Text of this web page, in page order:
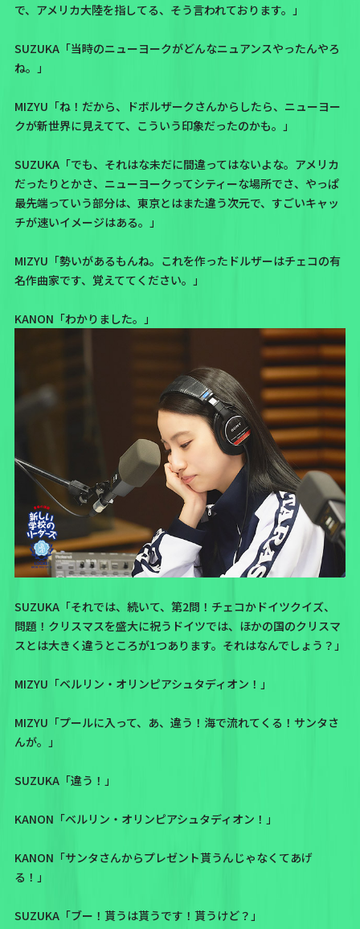
で、アメリカ大陸を指してる、そう言われております。」
SUZUKA「当時のニューヨークがどんなニュアンスやったんやろ
ね。」
MIZYU「ね！だから、ドボルザークさんからしたら、ニューヨー
クが新世界に見えてて、こういう印象だったのかも。」
SUZUKA「でも、それはな未だに間違ってはないよな。アメリカ
だったりとかさ、ニューヨークってシティーな場所でさ、やっぱ
最先端っていう部分は、東京とはまた違う次元で、すごいキャッ
チが速いイメージはある。」
MIZYU「勢いがあるもんね。これを作ったドルザーはチェコの有
名作曲家です、覚えててください。」
KANON「わかりました。」
SUZUKA「それでは、続いて、第2問！チェコかドイツクイズ、
問題！クリスマスを盛大に祝うドイツでは、ほかの国のクリスマ
スとは大きく違うところが1つあります。それはなんでしょう？」
MIZYU「ベルリン・オリンピアシュタディオン！」
MIZYU「プールに入って、あ、違う！海で流れてくる！サンタさ
んが。」
SUZUKA「違う！」
KANON「ベルリン・オリンピアシュタディオン！」
KANON「サンタさんからプレゼント貰うんじゃなくてあげ
る！」
SUZUKA「ブー！貰うは貰うです！貰うけど？」